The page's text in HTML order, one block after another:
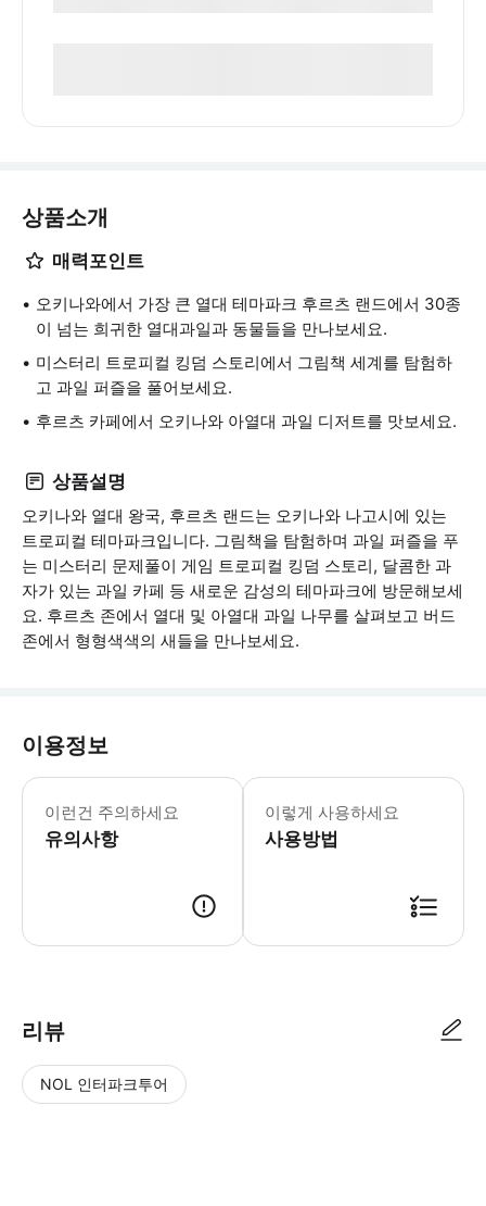
상품소개
매력포인트
오키나와에서 가장 큰 열대 테마파크 후르츠 랜드에서 30종
이 넘는 희귀한 열대과일과 동물들을 만나보세요.
미스터리 트로피컬 킹덤 스토리에서 그림책 세계를 탐험하
고 과일 퍼즐을 풀어보세요.
후르츠 카페에서 오키나와 아열대 과일 디저트를 맛보세요.
상품설명
오키나와 열대 왕국, 후르츠 랜드는 오키나와 나고시에 있는
트로피컬 테마파크입니다. 그림책을 탐험하며 과일 퍼즐을 푸
는 미스터리 문제풀이 게임 트로피컬 킹덤 스토리, 달콤한 과
자가 있는 과일 카페 등 새로운 감성의 테마파크에 방문해보세
요. 후르츠 존에서 열대 및 아열대 과일 나무를 살펴보고 버드
존에서 형형색색의 새들을 만나보세요.
이용정보
이런건 주의하세요
유의사항
어린이 규정: - 4세 미만 어린이는 무
이렇게 사용하세요
사용방법
리뷰
NOL 인터파크투어